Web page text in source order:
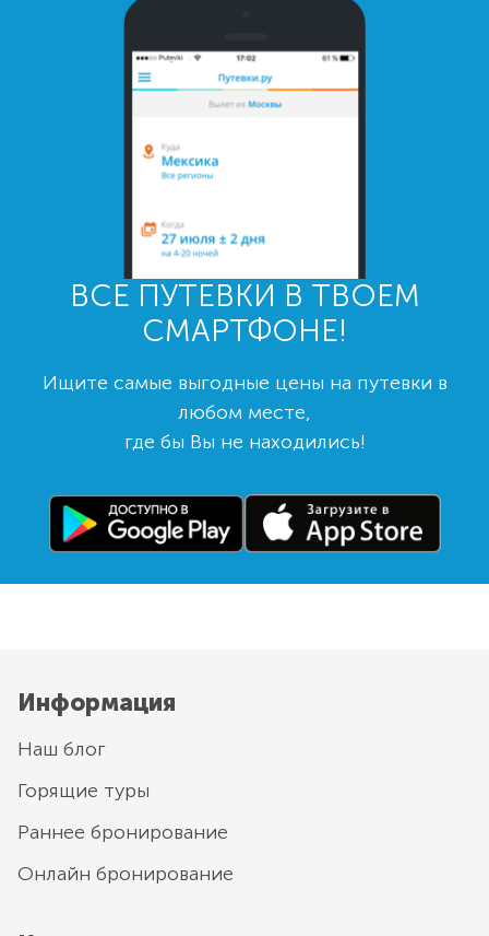
ВСЕ ПУТЕВКИ В ТВОЕМ
СМАРТФОНЕ!
Ищите самые выгодные цены на путевки в
любом месте,
где бы Вы не находились!
Информация
Наш блог
Горящие туры
Раннее бронирование
Онлайн бронирование